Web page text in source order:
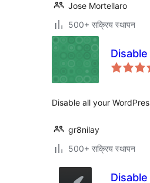
Jose Mortellaro
500+ सक्रिय स्थापन
Disable all your
gr8nilay
500+ सक्रिय स्थापन